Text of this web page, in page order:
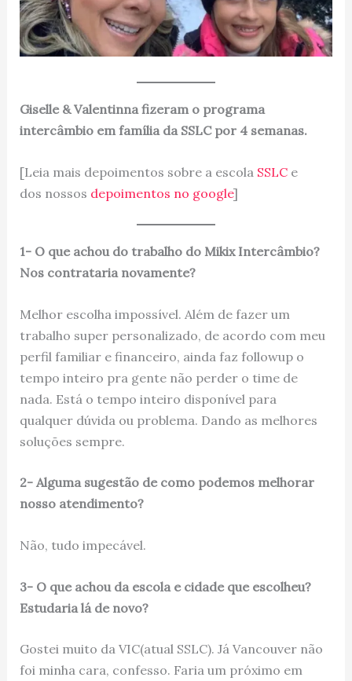
Giselle & Valentinna fizeram o programa
intercâmbio em família da SSLC por 4 semanas.
[Leia mais depoimentos sobre a escola SSLCe
dos nossos depoimentos no google]
1- O que achou do trabalho do Mikix Intercâmbio?
Nos contrataria novamente?
Melhor escolha impossível. Além de fazer um
trabalho super personalizado, de acordo com meu
perfil familiar e financeiro, ainda faz followup o
tempo inteiro pra gente não perder o time de
nada. Está o tempo inteiro disponível para
qualquer dúvida ou problema. Dando as melhores
soluções sempre.
2- Alguma sugestão de como podemos melhorar
nosso atendimento?
Não, tudo impecável.
3- O que achou da escola e cidade que escolheu?
Estudaria lá de novo?
Gostei muito da VIC(atual SSLC). Já Vancouver não
foi minha cara, confesso. Faria um próximo em